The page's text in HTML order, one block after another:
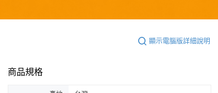
顯示電腦版詳細說明
商品規格